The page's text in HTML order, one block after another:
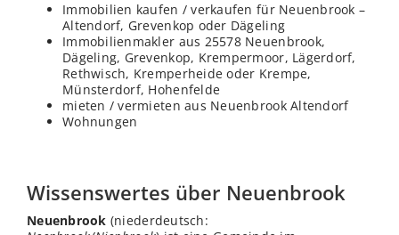
Immobilien kaufen / verkaufen für Neuenbrook –
Altendorf, Grevenkop oder Dägeling
Immobilienmakler aus 25578 Neuenbrook,
Dägeling, Grevenkop, Krempermoor, Lägerdorf,
Rethwisch, Kremperheide oder Krempe,
Münsterdorf, Hohenfelde
mieten / vermieten aus Neuenbrook Altendorf
Wohnungen
Wissenswertes über Neuenbrook
Neuenbrook (niederdeutsch: